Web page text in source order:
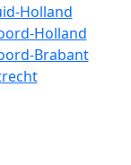
Holland
Holland
Brabant